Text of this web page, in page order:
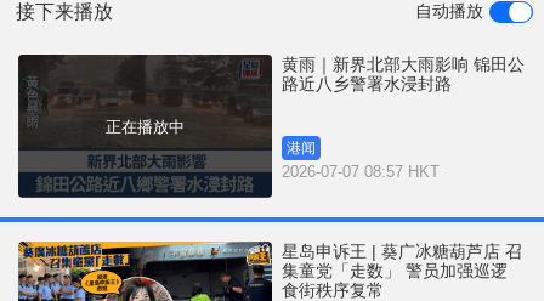
e
接下来播放 自动播放
正在播放中
黄雨｜新界北部大雨影响 锦田公
路近八乡警署水浸封路
港闻
2026-07-07 08:57 HKT
星岛申诉王 | 葵广冰糖葫芦店 召
集童党「走数」 警员加强巡逻
食街秩序复常